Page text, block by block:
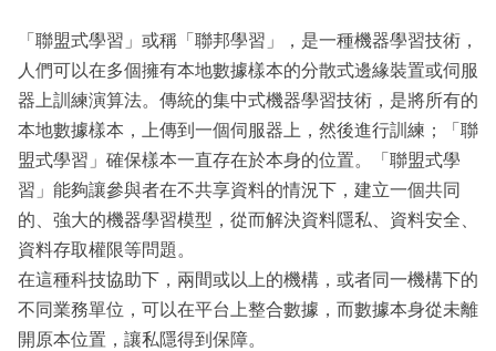
「聯盟式學習」或稱「聯邦學習」，是一種機器學習技術，
人們可以在多個擁有本地數據樣本的分散式邊緣裝置或伺服
器上訓練演算法。傳統的集中式機器學習技術，是將所有的
本地數據樣本，上傳到一個伺服器上，然後進行訓練；「聯
盟式學習」確保樣本一直存在於本身的位置。「聯盟式學
習」能夠讓參與者在不共享資料的情況下，建立一個共同
的、強大的機器學習模型，從而解決資料隱私、資料安全、
資料存取權限等問題。
在這種科技協助下，兩間或以上的機構，或者同一機構下的
不同業務單位，可以在平台上整合數據，而數據本身從未離
開原本位置，讓私隱得到保障。